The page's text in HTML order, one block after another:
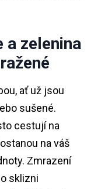
a zelenina
ať už jsou
sušené.
cestují na
na váš
Zmrazení
sklizni